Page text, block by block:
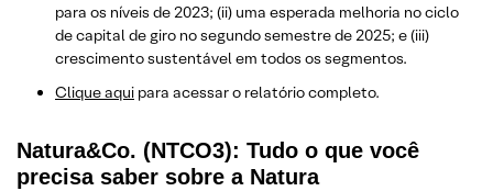
para os níveis de 2023; (ii) uma esperada melhoria no ciclo
de capital de giro no segundo semestre de 2025; e (iii)
crescimento sustentável em todos os segmentos.
Clique aqui para acessar o relatório completo.
Natura&Co. (NTCO3): Tudo o que você
precisa saber sobre a Natura